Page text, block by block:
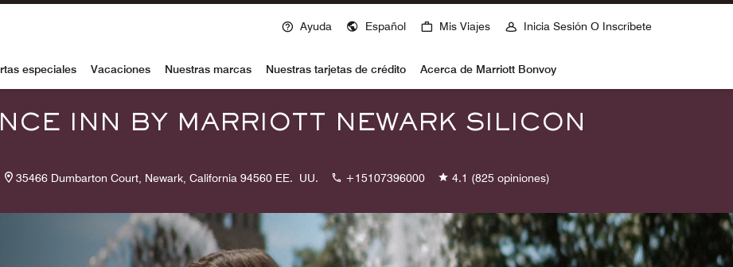
Ayuda Español Mis Viajes Inicia Sesión O Inscríbete
especiales Vacaciones Nuestras marcas Nuestras tarjetas de crédito Acerca de Marriott Bonvoy
INN BY MARRIOTT NEWARK SILICON
35466 Dumbarton Court, Newark, California 94560 EE. UU. +15107396000 4.1 (825 opiniones)